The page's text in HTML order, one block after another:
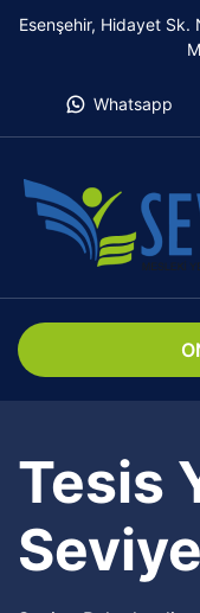
Esenşehir, Hidayet
Whatsapp
Tesis